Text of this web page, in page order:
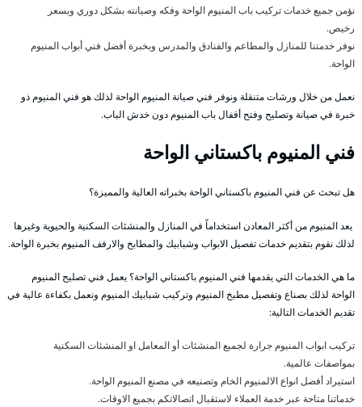
نؤمن جميع خدمات تركيب باب المنيوم الواحة وفكه وصيانته بشكل دوري وبسعر
رخيص.
نوفر خدمتنا للمنازل والمطاعم والفنادق والمدرس وبخبرة أفضل فني أبواب المنيوم
الواحة.
نعمل من خلال ورشات متنقلة ونوفر فني صيانة المنيوم الواحة لذلك هو فني المنيوم ذو
خبرة في صيانة وتصليح وفتح أقفال باب المنيوم دون خدش الباب.
فني المنيوم باكستاني الواحة
هل تبحث عن فني المنيوم باكستاني الواحة بخبراته العالية والمميزة؟
يعد المنيوم من أكثر المعادن استخداماً في المنازل والمنشئات السكنية والحيوية وغيرها
لذلك نقوم بتقديم خدمات تفصيل الابواب وشبابيك والمطابخ والارفف المنيوم بخبرة الواحة.
ما هي الخدمات التي يقدمها فني المنيوم باكستاني الواحة؟ يعمل فني تصليح المنيوم
الواحة لذلك بصناع وتفصيل مطبخ المنيوم وتركيب شبابيك المنيوم ونعمل بكفاءة عالية في
تقديم الخدمات التالية:
تركيب ابواب المنيوم جرارة لجميع المنشئات أو المعامل او المنشئات السكنية
بمواصفات عالمية.
استيراد أفضل انواع الالمنيوم الخام وتصنيعه في مصنع المنيوم الواحة.
خدماتنا متاحة عبر خدمة العملاء لاستقبال اتصالاتكم بجميع الاوقات.